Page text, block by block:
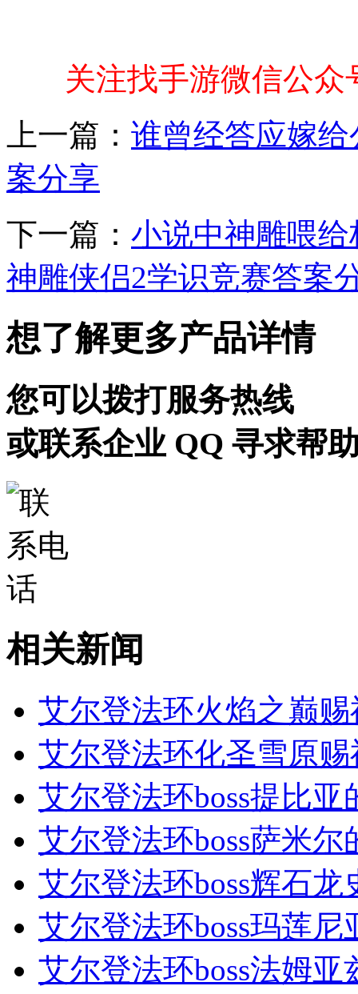
关注找手游微信公
上一篇： 谁曾经答应嫁
案分享
下一篇： 小说中神雕喂
神雕侠侣2学识竞赛答案
想了解更多产品详情
您可以拨打服务热线
或联系企业 QQ 寻求帮
相关新闻
艾尔登法环火焰之巅
艾尔登法环化圣雪原
艾尔登法环boss提比
艾尔登法环boss萨米
艾尔登法环boss辉石
艾尔登法环boss玛莲
艾尔登法环boss法姆